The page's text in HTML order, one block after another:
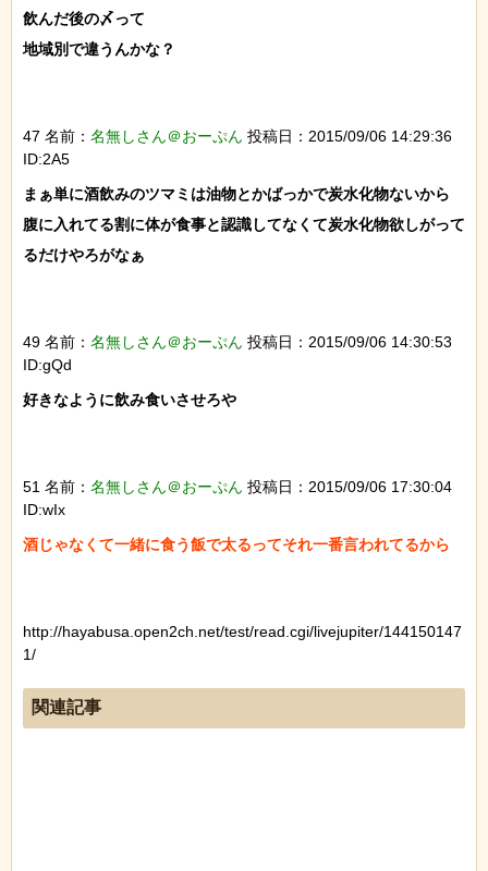
飲んだ後の〆って
地域別で違うんかな？
47 名前： 名無しさん＠おーぷん 投稿日：2015/09/06 14:29:36
ID:2A5
まぁ単に酒飲みのツマミは油物とかばっかで炭水化物ないから
腹に入れてる割に体が食事と認識してなくて炭水化物欲しがって
るだけやろがなぁ
49 名前： 名無しさん＠おーぷん 投稿日：2015/09/06 14:30:53
ID:gQd
好きなように飲み食いさせろや
51 名前： 名無しさん＠おーぷん 投稿日：2015/09/06 17:30:04
ID:wIx
酒じゃなくて一緒に食う飯で太るってそれ一番言われてるから
http://hayabusa.open2ch.net/test/read.cgi/livejupiter/144150147
1/
関連記事